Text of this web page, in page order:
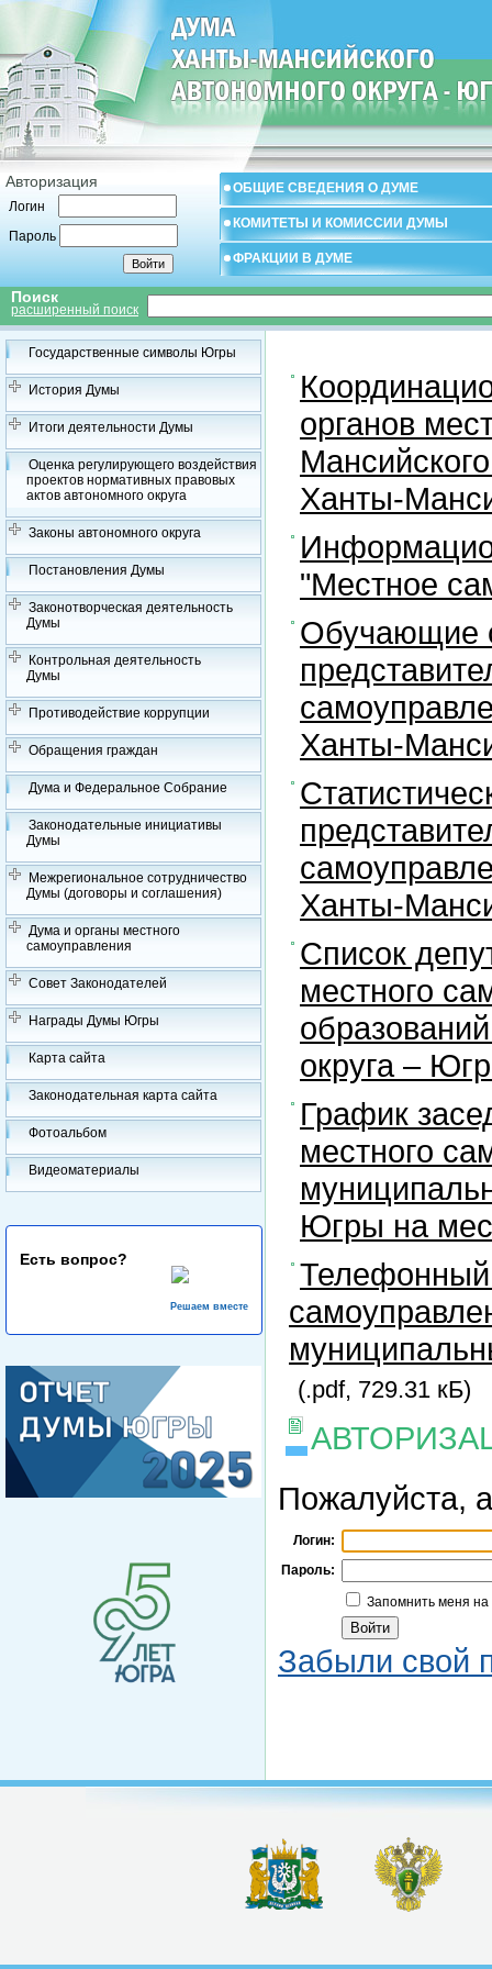
Авторизация
Логин
Пароль
ОБЩИЕ СВЕДЕНИЯ О ДУМЕ
КОМИТЕТЫ И КОМИССИИ ДУМЫ
ФРАКЦИИ В ДУМЕ
Поиск
расширенный поиск
Государственные символы Югры
История Думы
Итоги деятельности Думы
Оценка регулирующего воздействия
проектов нормативных правовых
актов автономного округа
Законы автономного округа
Постановления Думы
Законотворческая деятельность
Думы
Контрольная деятельность
Думы
Противодействие коррупции
Обращения граждан
Дума и Федеральное Собрание
Законодательные инициативы
Думы
Межрегиональное сотрудничество
Думы (договоры и соглашения)
Дума и органы местного
самоуправления
Совет Законодателей
Награды Думы Югры
Карта сайта
Законодательная карта сайта
Фотоальбом
Видеоматериалы
Есть вопрос?
Решаем вместе
органов
Ханты-
"Местное
Обучающие
Ханты-
Ханты-
Список
местного
округа –
График
местного
Югры на
Телефонный
(.pdf, 729.31 кБ)
Пожалуйста,
Логин:
Пароль:
Запомнить меня
Забыли свой